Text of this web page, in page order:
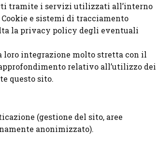
tramite i servizi utilizzati all’interno
e sistemi di tracciamento
la privacy policy degli eventuali
loro integrazione molto stretta con il
relativo all’utilizzo dei
questo sito.
(gestione del sito, aree
anonimizzato).